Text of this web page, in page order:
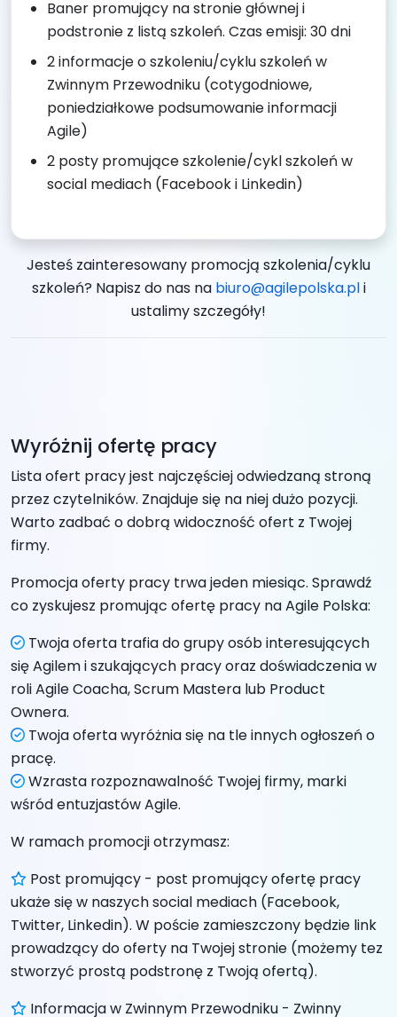
Baner promujący na stronie głównej i
podstronie z listą szkoleń. Czas emisji: 30 dni
2 informacje o szkoleniu/cyklu szkoleń w
Zwinnym Przewodniku (cotygodniowe,
poniedziałkowe podsumowanie informacji
Agile)
2 posty promujące szkolenie/cykl szkoleń w
social mediach (Facebook i Linkedin)
Jesteś zainteresowany promocją szkolenia/cyklu
szkoleń? Napisz do nas na biuro@agilepolska.pli
ustalimy szczegóły!
Wyróżnij ofertę pracy
Lista ofert pracy jest najczęściej odwiedzaną stroną
przez czytelników. Znajduje się na niej dużo pozycji.
Warto zadbać o dobrą widoczność ofert z Twojej
firmy.
Promocja oferty pracy trwa jeden miesiąc. Sprawdź
co zyskujesz promując ofertę pracy na Agile Polska:
Twoja oferta trafia do grupy osób interesujących
się Agilem i szukających pracy oraz doświadczenia w
roli Agile Coacha, Scrum Mastera lub Product
Ownera.
Twoja oferta wyróżnia się na tle innych ogłoszeń o
pracę.
Wzrasta rozpoznawalność Twojej firmy, marki
wśród entuzjastów Agile.
W ramach promocji otrzymasz:
Post promujący - post promujący ofertę pracy
ukaże się w naszych social mediach (Facebook,
Twitter, Linkedin). W poście zamieszczony będzie link
prowadzący do oferty na Twojej stronie (możemy tez
stworzyć prostą podstronę z Twoją ofertą).
Informacja w Zwinnym Przewodniku - Zwinny